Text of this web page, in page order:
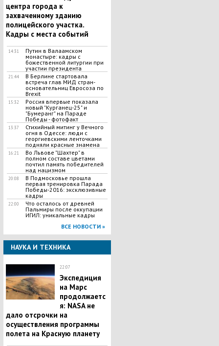
центра города к
захваченному зданию
полицейского участка.
Кадры с места событий
14:31
Путин в Валаамском
монастыре: кадры с
божественной литургии при
участии президента
21:44
В Берлине стартовала
встреча глав МИД стран-
основательниц Евросоза по
Brexit
15:32
Россия впервые показала
новый "Курганец-25" и
"Бумеранг" на Параде
Победы - фотофакт
13:37
Стихийный митинг у Вечного
огня в Одессе: люди с
георгиевскими ленточками
подняли красные знамена
16:21
Во Львове "Шахтер" в
полном составе цветами
почтил память победителей
над нацизмом
20:08
В Подмосковье прошла
первая тренировка Парада
Победы-2016: эксклюзивные
кадры
22:00
Что осталось от древней
Пальмиры после оккупации
ИГИЛ: уникальные кадры
ВСЕ НОВОСТИ »
НАУКА И ТЕХНИКА
22:07
Экспедиция
на Марс
продолжаетс
я: NASA не
дало отсрочки на
осуществления программы
полета на Красную планету